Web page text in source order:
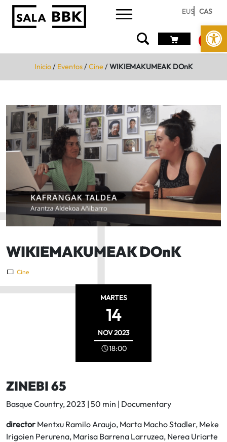
Abrir
EUS CAS
Inicio/ Eventos/Cine/WIKIEMAKUMEAK DOnK
WIKIEMAKUMEAK DOnK
Cine
MARTES
14
NOV2023
18:00
ZINEBI 65
Basque Country, 2023 | 50 min | Documentary
director Mentxu Ramilo Araujo, Marta Macho Stadler, Meke
Irigoien Perurena, Marisa Barrena Larruzea, Nerea Uriarte